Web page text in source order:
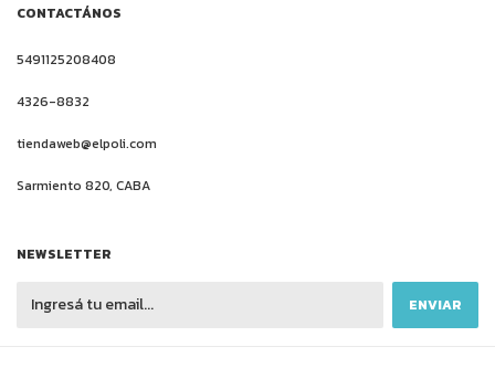
CONTACTÁNOS
5491125208408
4326-8832
tiendaweb@elpoli.com
Sarmiento 820, CABA
NEWSLETTER